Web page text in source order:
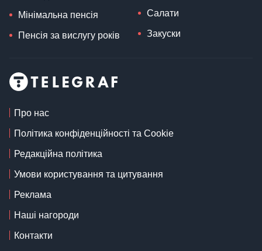
Мінімальна пенсія
Пенсія за вислугу років
Салати
Закуски
Про нас
Політика конфіденційності та Cookie
Редакційна політика
Умови користування та цитування
Реклама
Наші нагороди
Контакти